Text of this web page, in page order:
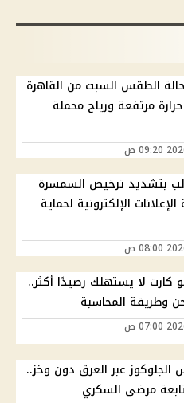
الطقس السبت من القاهرة
مرتفعة ورياح محملة
بتشديد ترخيص السمسرة
الإلكترونية لحماية
كارت لا يستهلك رصيدًا أكثر..
وطريقة المحاسبة
عبر العرق دون وخز..
مرضى السكري